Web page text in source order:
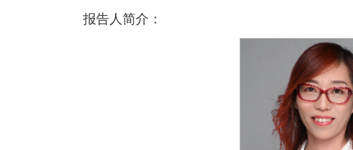
报告人简介：